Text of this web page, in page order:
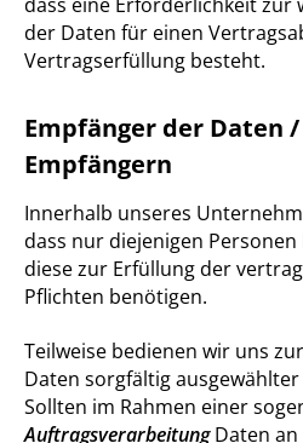
der Daten für einen
Vertragserfüllung besteht.
Empfänger der Daten
Empfängern
Innerhalb unseres
dass nur diejenigen
diese zur Erfüllung der
Pflichten benötigen.
Teilweise bedienen wir uns
Daten sorgfältig
Sollten im Rahmen einer
AuftragsverarbeitungDaten an